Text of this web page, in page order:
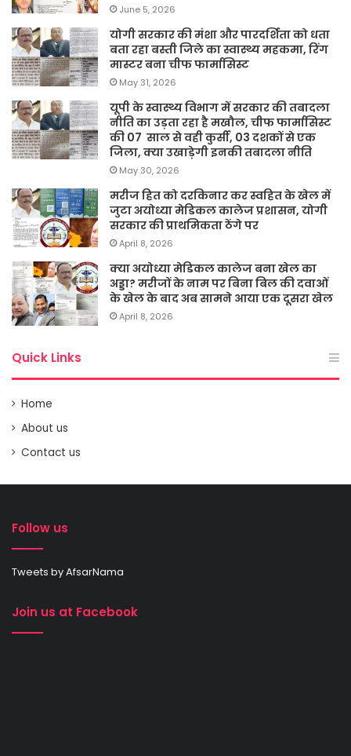
June 5, 2026
योगी सरकार की मंशा और पारदर्शिता को धता
बता रहा बस्ती जिले का स्वास्थ्य महकमा, रिंग
मास्टर बना चीफ फार्मासिस्ट
May 31, 2026
यूपी के स्वास्थ्य विभाग में सरकार की तबादला
नीति का उड़ता रहा है मखौल, चीफ फार्मासिस्ट
की 07 साल से वही कुर्सी, 03 दशकों से एक
जिला, क्या उखाड़ेगी इनकी तबादला नीति
May 30, 2026
मरीज हित को दरकिनार कर स्वहित के खेल में
जुटा अयोध्या मेडिकल कालेज प्रशासन, योगी
सरकार की प्राथमिकता ठेंगे पर
April 8, 2026
क्या अयोध्या मेडिकल कालेज बना खेल का
अड्डा? मरीजों के नाम पर बिना बिल की दवाओं
के खेल के बाद अब सामने आया एक दूसरा खेल
April 8, 2026
Quick Links
Home
About us
Contact us
Follow us
Tweets by AfsarNama
Join us at Facebook